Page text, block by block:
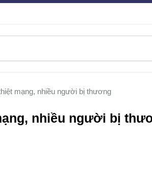
mạng, nhiều người bị thương
nhiều người bị